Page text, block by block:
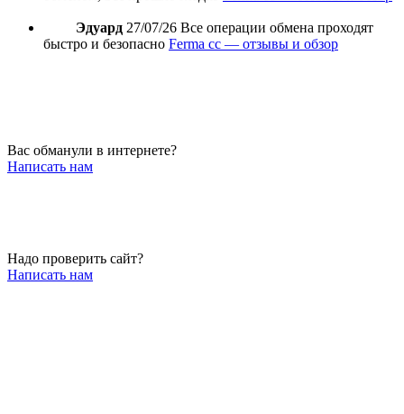
Эдуард 27/07/26 Все операции обмена проходят
быстро и безопасно Ferma cc — отзывы и обзор
Вас обманули в интернете?
Написать нам
Надо проверить сайт?
Написать нам